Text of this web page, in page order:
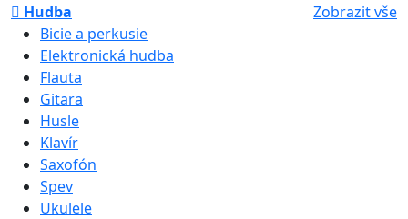
Hudba
Zobrazit vše
Bicie a perkusie
Elektronická hudba
Flauta
Gitara
Husle
Klavír
Saxofón
Spev
Ukulele